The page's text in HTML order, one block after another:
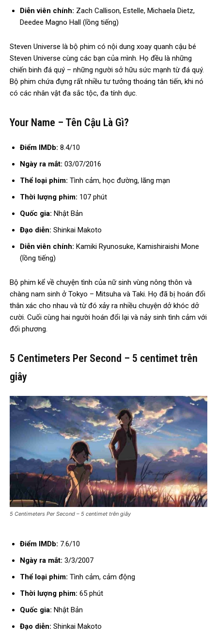
Diễn viên chính: Zach Callison, Estelle, Michaela Dietz,
Deedee Magno Hall (lồng tiếng)
Steven Universe là bộ phim có nội dung xoay quanh cậu bé
Steven Universe cùng các bạn của mình. Họ đều là những
chiến binh đá quý – những người sở hữu sức mạnh từ đá quý.
Bộ phim chứa đựng rất nhiều tư tưởng thoáng tân tiến, khi nó
có các nhân vật đa sắc tộc, đa tính dục.
Your Name – Tên Cậu Là Gì?
Điểm IMDb: 8.4/10
Ngày ra mắt: 03/07/2016
Thể loại phim: Tình cảm, học đường, lãng mạn
Thời lượng phim: 107 phút
Quốc gia: Nhật Bản
Đạo diễn: Shinkai Makoto
Diễn viên chính: Kamiki Ryunosuke, Kamishiraishi Mone
(lồng tiếng)
Bộ phim kể về chuyện tình của nữ sinh vùng nông thôn và
chàng nam sinh ở Tokyo – Mitsuha và Taki. Họ đã bị hoán đổi
thân xác cho nhau và từ đó xảy ra nhiều chuyện dở khóc dở
cười. Cuối cùng hai người hoán đổi lại và nảy sinh tình cảm với
đối phương.
5 Centimeters Per Second – 5 centimet trên
giây
5 Centimeters Per Second – 5 centimet trên giây
Điểm IMDb: 7.6/10
Ngày ra mắt: 3/3/2007
Thể loại phim: Tình cảm, cảm động
Thời lượng phim: 65 phút
Quốc gia: Nhật Bản
Đạo diễn: Shinkai Makoto